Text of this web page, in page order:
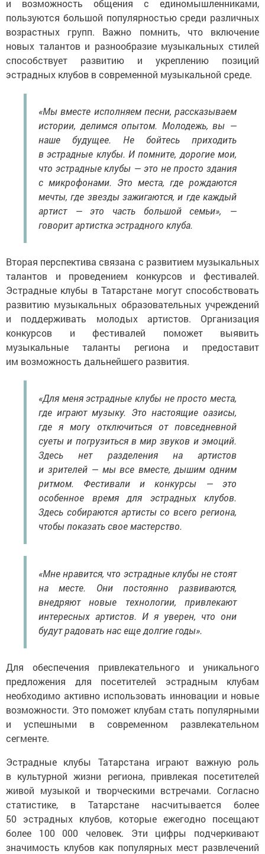
и возможность общения с единомышленниками,
пользуются большой популярностью среди различных
возрастных групп. Важно помнить, что включение
новых талантов и разнообразие музыкальных стилей
способствует развитию и укреплению позиций
эстрадных клубов в современной музыкальной среде.
«Мы вместе исполняем песни, рассказываем
истории, делимся опытом. Молодежь, вы —
наше будущее. Не бойтесь приходить
в эстрадные клубы. И помните, дорогие мои,
что эстрадные клубы — это не просто здания
с микрофонами. Это места, где рождаются
мечты, где звезды зажигаются, и где каждый
артист — это часть большой семьи», —
говорит артистка эстрадного клуба.
Вторая перспектива связана с развитием музыкальных
талантов и проведением конкурсов и фестивалей.
Эстрадные клубы в Татарстане могут способствовать
развитию музыкальных образовательных учреждений
и поддерживать молодых артистов. Организация
конкурсов и фестивалей поможет выявить
музыкальные таланты региона и предоставит
им возможность дальнейшего развития.
«Для меня эстрадные клубы не просто места,
где играют музыку. Это настоящие оазисы,
где я могу отключиться от повседневной
суеты и погрузиться в мир звуков и эмоций.
Здесь нет разделения на артистов
и зрителей — мы все вместе, дышим одним
ритмом. Фестивали и конкурсы — это
особенное время для эстрадных клубов.
Здесь собираются артисты со всего региона,
чтобы показать свое мастерство.
«Мне нравится, что эстрадные клубы не стоят
на месте. Они постоянно развиваются,
внедряют новые технологии, привлекают
интересных артистов. И я уверен, что они
будут радовать нас еще долгие годы».
Для обеспечения привлекательного и уникального
предложения для посетителей эстрадным клубам
необходимо активно использовать инновации и новые
возможности. Это поможет клубам стать популярными
и успешными в современном развлекательном
сегменте.
Эстрадные клубы Татарстана играют важную роль
в культурной жизни региона, привлекая посетителей
живой музыкой и творческими встречами. Согласно
статистике, в Татарстане насчитывается более
50 эстрадных клубов, которые ежегодно посещают
более 100 000 человек. Эти цифры подчеркивают
значимость клубов как популярных мест развлечений